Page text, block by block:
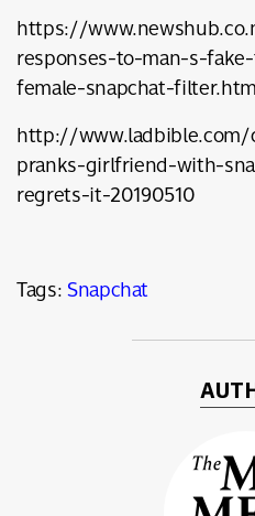
https://
responses-to-man-s-
female-snapchat-
http://
pranks-girlfriend-with-
regrets-it-20190510
Tags:Snapchat